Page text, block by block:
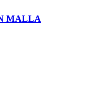
MALLA